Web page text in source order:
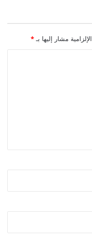
مشار إليها بـ*